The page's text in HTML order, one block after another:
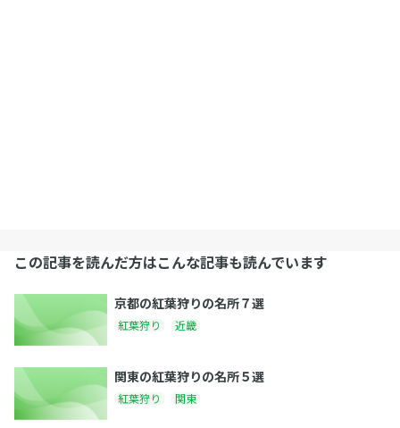
この記事を読んだ方はこんな記事も読んでいます
京都の紅葉狩りの名所７選
紅葉狩り 近畿
関東の紅葉狩りの名所５選
紅葉狩り 関東